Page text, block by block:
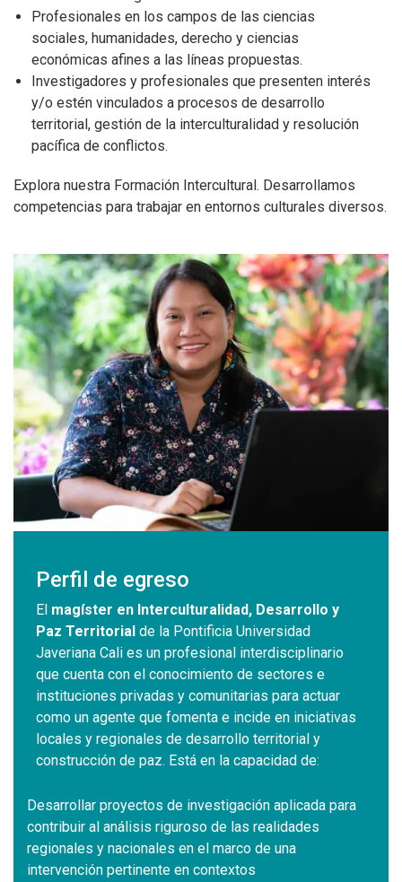
Profesionales en los campos de las ciencias
sociales, humanidades, derecho y ciencias
económicas afines a las líneas propuestas.
Investigadores y profesionales que presenten interés
y/o estén vinculados a procesos de desarrollo
territorial, gestión de la interculturalidad y resolución
pacífica de conflictos.
Explora nuestra Formación Intercultural. Desarrollamos
competencias para trabajar en entornos culturales diversos.
Perfil de egreso
El magíster en Interculturalidad, Desarrollo y
Paz Territorial de la Pontificia Universidad
Javeriana Cali es un profesional interdisciplinario
que cuenta con el conocimiento de sectores e
instituciones privadas y comunitarias para actuar
como un agente que fomenta e incide en iniciativas
locales y regionales de desarrollo territorial y
construcción de paz. Está en la capacidad de:
Desarrollar proyectos de investigación aplicada para
contribuir al análisis riguroso de las realidades
regionales y nacionales en el marco de una
intervención pertinente en contextos